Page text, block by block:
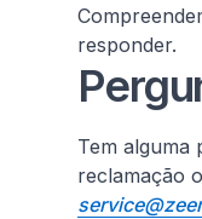
responder.
Tem alguma
reclamação